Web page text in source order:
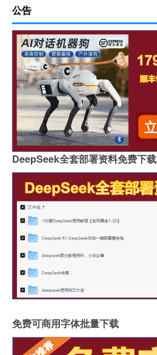
公告
DeepSeek全套部署资料免费下载
免费可商用字体批量下载